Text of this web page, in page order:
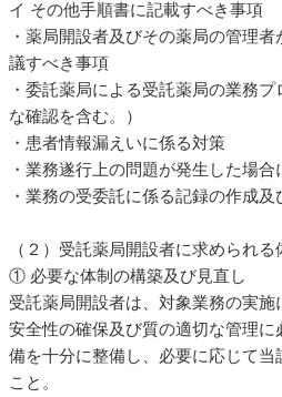
イ その他手順書に記載すべき事項
・薬局開設者及びその薬局の管理
議すべき事項
・委託薬局による受託薬局の業務
な確認を含む。）
・患者情報漏えいに係る対策
・業務遂行上の問題が発生した場
・業務の受委託に係る記録の作成及
（２）受託薬局開設者に求められる
① 必要な体制の構築及び見直し
受託薬局開設者は、対象業務の実
安全性の確保及び質の適切な管理
備を十分に整備し、必要に応じて
こと。